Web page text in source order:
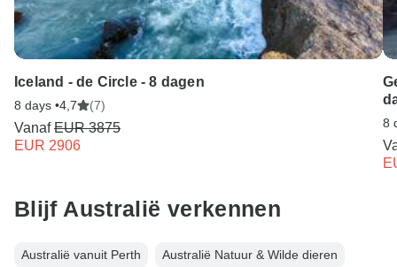
Iceland - de Circle - 8 dagen
8 days •4,7 (7)
VanafEUR 3875
EUR 2906
8
Blijf Australië verkennen
Australië vanuit Perth Australië Natuur & Wilde dieren